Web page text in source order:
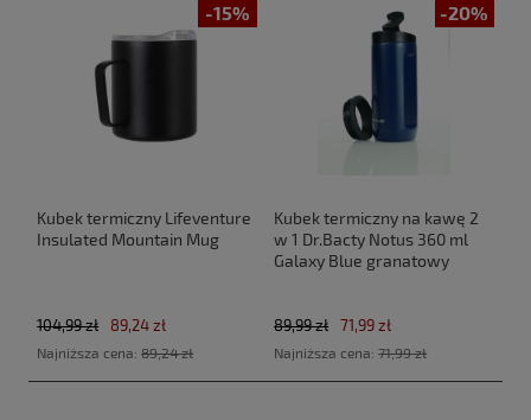
-15%
Kubek termiczny Lifeventure
Insulated Mountain Mug
89,24 zł
104,99 zł
Najniższa cena:89,24 zł
-20%
Kubek termiczny na kawę 2
w 1 Dr.Bacty Notus 360 ml
Galaxy Blue granatowy
71,99 zł
89,99 zł
Najniższa cena:71,99 zł